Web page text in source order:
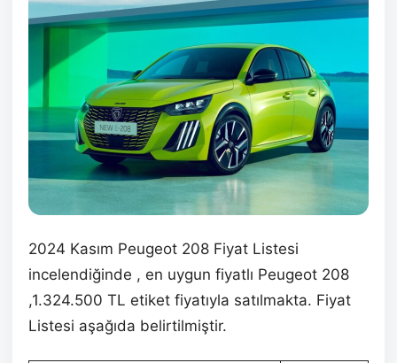
2024 Kasım Peugeot 208 Fiyat Listesi
incelendiğinde , en uygun fiyatlı Peugeot 208
,1.324.500 TL etiket fiyatıyla satılmakta. Fiyat
Listesi aşağıda belirtilmiştir.